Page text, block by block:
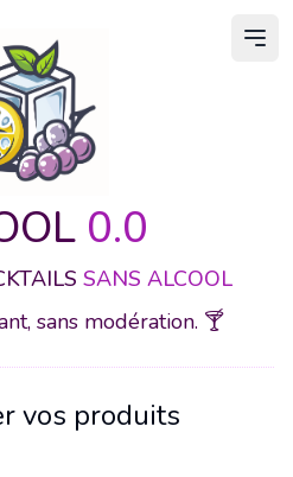
0.0
SANS ALCOOL
sans modération. 🍸
vos produits